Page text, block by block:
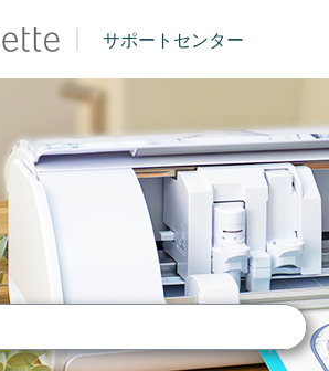
サポートセンター
ジャパン サポート